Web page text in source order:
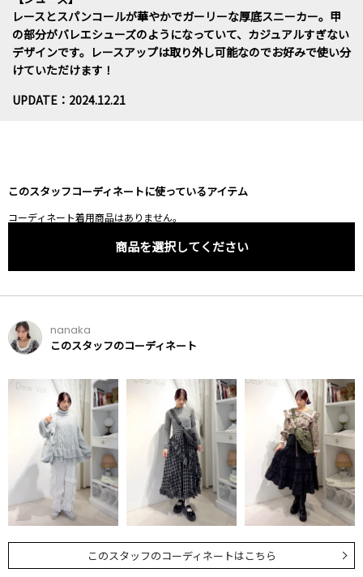
レースとスパンコールが華やかでガーリーな厚底スニーカー。甲
の部分がバレエシューズのようになっていて、カジュアルすぎない
デザインです。レースアップは取り外し可能なのでお好みで使い分
けていただけます！
UPDATE：2024.12.21
このスタッフコーディネートに使っているアイテム
コーディネート着用商品はありません。
商品を選択してください
nanaka
このスタッフのコーディネート
このスタッフのコーディネートはこちら